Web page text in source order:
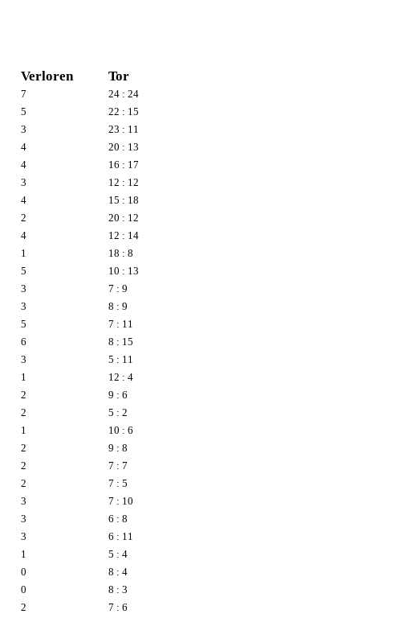
Verloren Tor
7
24 : 24
5
22 : 15
3
23 : 11
4
20 : 13
4
16 : 17
3
12 : 12
4
15 : 18
2
20 : 12
4
12 : 14
1
18 : 8
5
10 : 13
3
7 : 9
3
8 : 9
5
7 : 11
6
8 : 15
3
5 : 11
1
12 : 4
2
9 : 6
2
5 : 2
1
10 : 6
2
9 : 8
2
7 : 7
2
7 : 5
3
7 : 10
3
6 : 8
3
6 : 11
1
5 : 4
0
8 : 4
0
8 : 3
2
7 : 6